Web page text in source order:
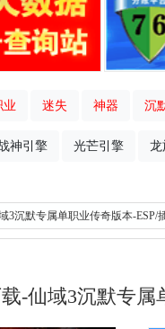
业 迷失 神器 沉
神引擎 光芒引擎 龙
3沉默专属单职业传奇版本-
-仙域3沉默专属